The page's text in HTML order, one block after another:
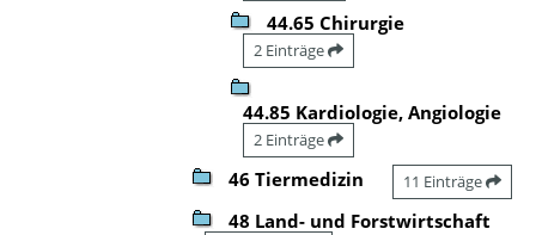
44.65 Chirurgie
2 Einträge
44.85 Kardiologie, Angiologie
2 Einträge
46 Tiermedizin 11 Einträge
48 Land- und Forstwirtschaft